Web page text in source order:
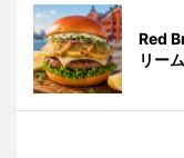
Red
リー